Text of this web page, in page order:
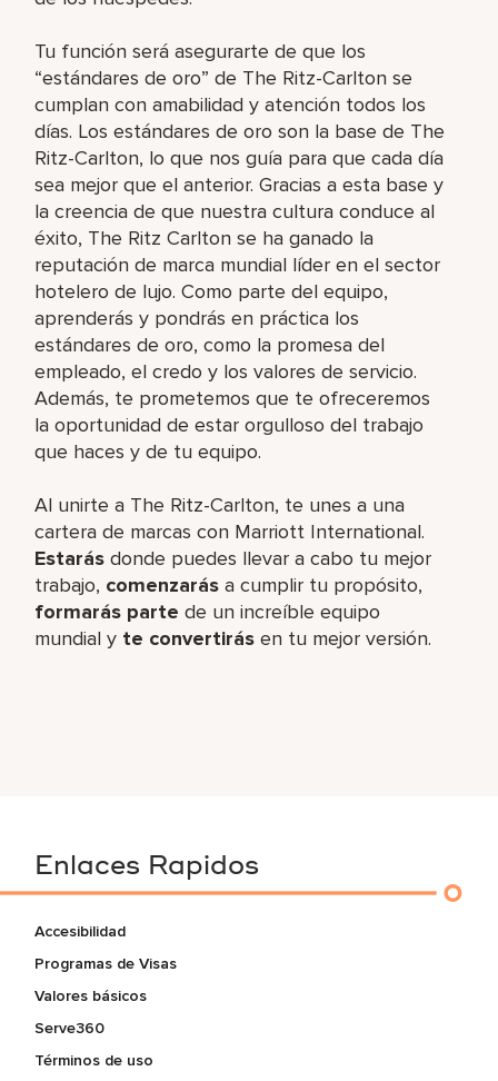
Tu función será asegurarte de que los
“estándares de oro” de The Ritz-Carlton se
cumplan con amabilidad y atención todos los
días. Los estándares de oro son la base de The
Ritz-Carlton, lo que nos guía para que cada día
sea mejor que el anterior. Gracias a esta base y
la creencia de que nuestra cultura conduce al
éxito, The Ritz Carlton se ha ganado la
reputación de marca mundial líder en el sector
hotelero de lujo. Como parte del equipo,
aprenderás y pondrás en práctica los
estándares de oro, como la promesa del
empleado, el credo y los valores de servicio.
Además, te prometemos que te ofreceremos
la oportunidad de estar orgulloso del trabajo
que haces y de tu equipo.
Al unirte a The Ritz-Carlton, te unes a una
cartera de marcas con Marriott International.
Estarás donde puedes llevar a cabo tu mejor
trabajo, comenzarás a cumplir tu propósito,
formarás parte de un increíble equipo
mundial y te convertirás en tu mejor versión.
Enlaces Rapidos
Accesibilidad
Programas de Visas
Valores básicos
Serve360
Términos de uso